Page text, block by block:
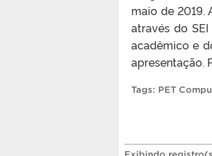
maio de 2019.
através do
acadêmico e
apresentação.
Tags: PET